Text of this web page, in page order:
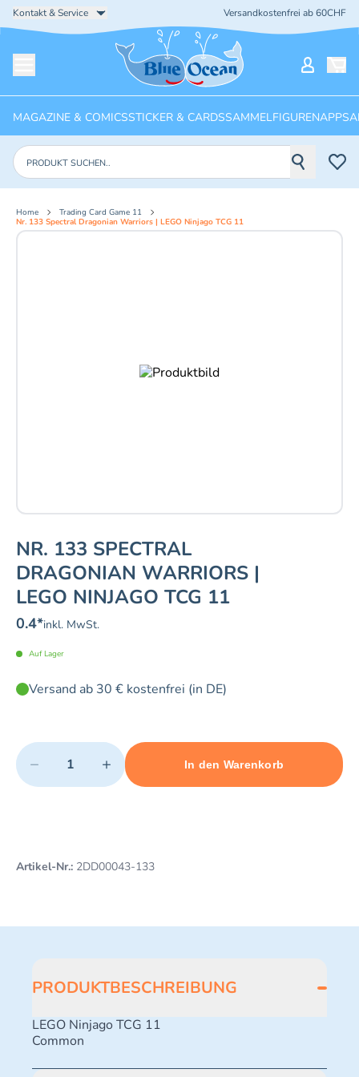
Kontakt & Service Versandkostenfrei ab 60CHF
Startseite
MAGAZINE & COMICSSTICKER & CARDSSAMMELFIGURENAPPS
Produkte suchen
Home
Trading Card Game 11
Nr. 133 Spectral Dragonian Warriors | LEGO Ninjago TCG 11
NR. 133 SPECTRAL
DRAGONIAN WARRIORS |
LEGO NINJAGO TCG 11
0.4*inkl. MwSt.
Auf Lager
Versand ab 30 € kostenfrei (in DE)
Quantity
− +
Minimum quantity: 1 Maximum quantity: 498
In den Warenkorb
Add 1 item to cart
Artikel-Nr.: 2DD00043-133
PRODUKTBESCHREIBUNG
LEGO Ninjago TCG 11
Common